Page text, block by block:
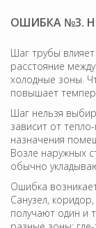
ОШИБКА №3.
Шаг трубы
расстояние
холодные зоны.
повышает
Шаг нельзя
зависит от
назначения
Возле наружных
обычно
Ошибка
Санузел,
получают один и